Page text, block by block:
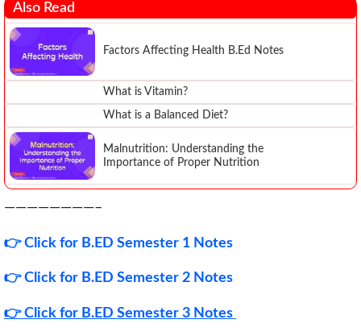
Also Read
Factors Affecting Health B.Ed Notes
What is Vitamin?
What is a Balanced Diet?
Malnutrition: Understanding the
Importance of Proper Nutrition
————————–
👉Click for B.ED Semester 1 Notes
👉Click for B.ED Semester 2 Notes
👉 Click for B.ED Semester 3 Notes